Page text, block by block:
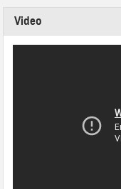
Video